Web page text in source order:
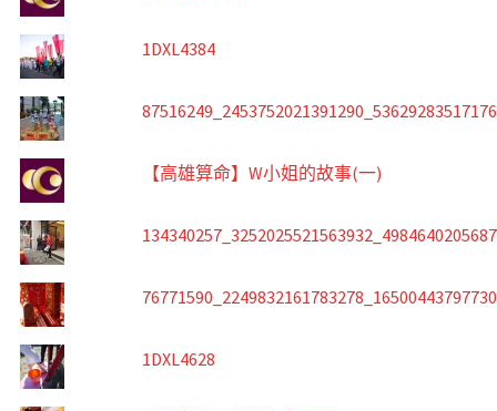
1DXL4384
【高雄算命】W小姐的故事(一)
1DXL4628